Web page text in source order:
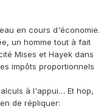
en cours d'économie.
un homme tout à fait
Mises et Hayek dans
impôts proportionnels
à l'appui… Et hop,
de répliquer: